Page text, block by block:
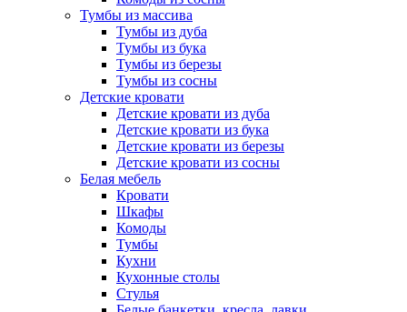
Тумбы из массива
Тумбы из дуба
Тумбы из бука
Тумбы из березы
Тумбы из сосны
Детские кровати
Детские кровати из дуба
Детские кровати из бука
Детские кровати из березы
Детские кровати из сосны
Белая мебель
Кровати
Шкафы
Комоды
Тумбы
Кухни
Кухонные столы
Стулья